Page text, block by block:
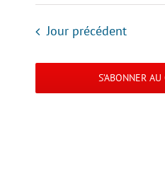
Jour précédent
S’ABONNER